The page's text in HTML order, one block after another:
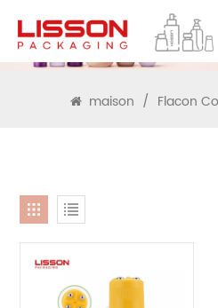
maison / Flacon